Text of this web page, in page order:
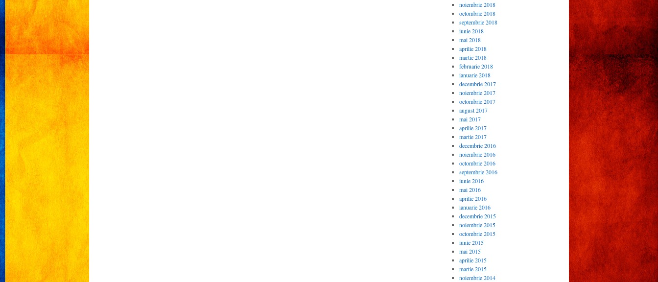
noiembrie 2018
octombrie 2018
septembrie 2018
iunie 2018
mai 2018
aprilie 2018
martie 2018
februarie 2018
ianuarie 2018
decembrie 2017
noiembrie 2017
octombrie 2017
august 2017
mai 2017
aprilie 2017
martie 2017
decembrie 2016
noiembrie 2016
octombrie 2016
septembrie 2016
iunie 2016
mai 2016
aprilie 2016
ianuarie 2016
decembrie 2015
noiembrie 2015
octombrie 2015
iunie 2015
mai 2015
aprilie 2015
martie 2015
noiembrie 2014